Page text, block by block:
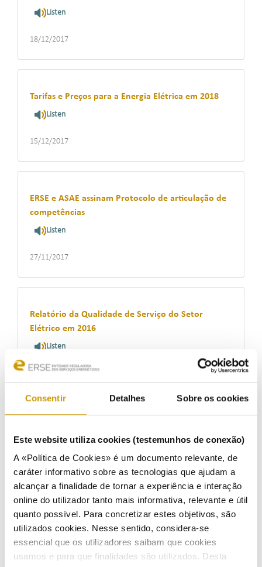
Consentir Detalhes Sobre os cookies
Este website utiliza cookies (testemunhos de conexão)
A «Política de Cookies» é um documento relevante, de
caráter informativo sobre as tecnologias que ajudam a
alcançar a finalidade de tornar a experiência e interação
online do utilizador tanto mais informativa, relevante e útil
quanto possível. Para concretizar estes objetivos, são
utilizados cookies. Nesse sentido, considera-se
essencial que os utilizadores saibam que cookies
usamos e para que finalidades são utilizados. Desta
Listen
18/12/2017
Tarifas e Preços para a Energia Elétrica em 2018
Listen
15/12/2017
ERSE e ASAE assinam Protocolo de articulação de
competências
Listen
27/11/2017
Relatório da Qualidade de Serviço do Setor
Elétrico em 2016
Listen
14/11/2017
pelo CUR
Listen
13/11/2017
Proposta de Tarifas e Preços para a Energia
Elétrica em 2018